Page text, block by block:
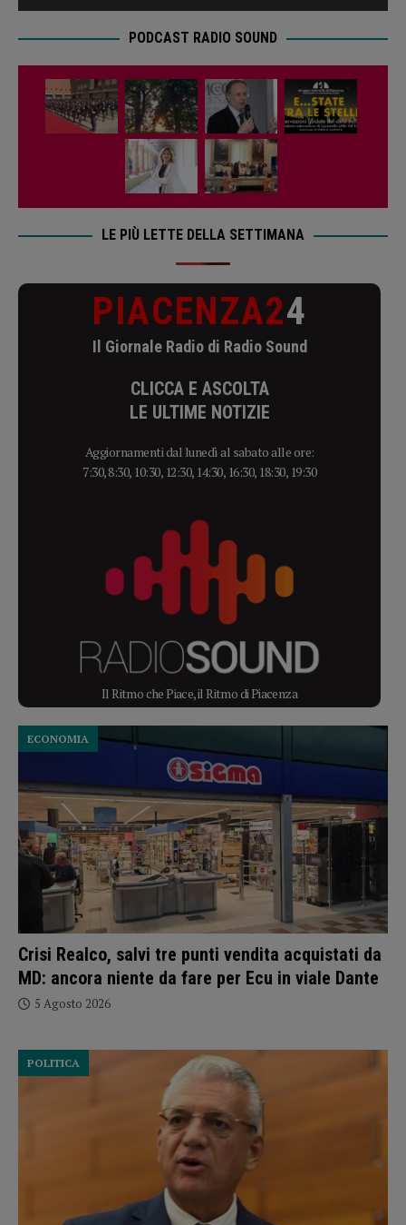
PODCAST RADIO SOUND
LE PIÙ LETTE DELLA SETTIMANA
PIACENZA24
Il Giornale Radio di Radio Sound
CLICCA E ASCOLTA
LE ULTIME NOTIZIE
Aggiornamenti dal lunedì al sabato alle ore:
7:30, 8:30, 10:30, 12:30, 14:30, 16:30, 18:30, 19:30
Il Ritmo che Piace, il Ritmo di Piacenza
Crisi Realco, salvi tre punti vendita acquistati da
MD: ancora niente da fare per Ecu in viale Dante
ECONOMIA
5 Agosto 2026
POLITICA